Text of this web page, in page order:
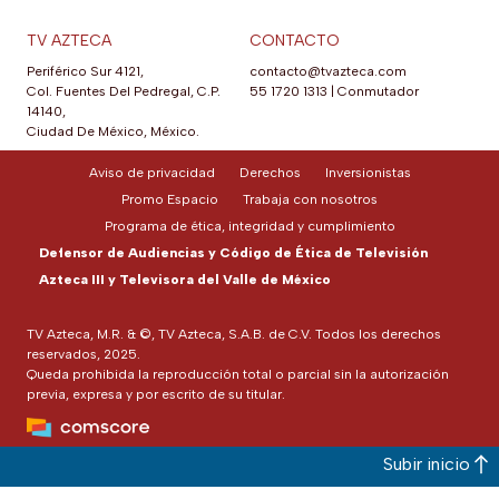
TV AZTECA
Periférico Sur 4121,
Col. Fuentes Del Pedregal, C.P.
14140,
Ciudad De México, México.
CONTACTO
contacto@tvazteca.com
55 1720 1313
Conmutador
TV Azteca, M.R. & ©, TV Azteca, S.A.B. de C.V. Todos los derechos
reservados, 2025.
Queda prohibida la reproducción total o parcial sin la autorización
previa, expresa y por escrito de su titular.
Aviso de privacidad Derechos
Inversionistas
Promo Espacio
Trabaja con nosotros
Programa de ética, integridad y cumplimiento
Defensor de Audiencias y Código de Ética de Televisión
Azteca III y Televisora del Valle de México
Subir inicio